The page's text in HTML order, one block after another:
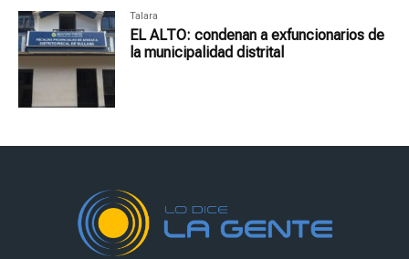
Talara
EL ALTO: condenan a exfuncionarios de
la municipalidad distrital